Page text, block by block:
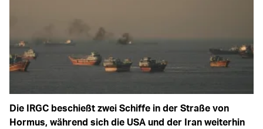
Die IRGC beschießt zwei Schiffe in der Straße von
Hormus, während sich die USA und der Iran weiterhin